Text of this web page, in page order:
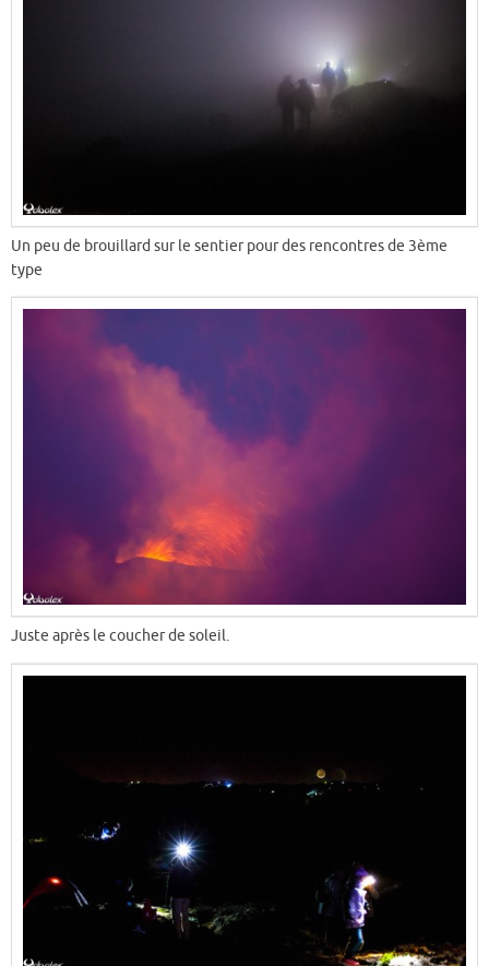
Un peu de brouillard sur le sentier pour des rencontres de 3ème
type
Juste après le coucher de soleil.